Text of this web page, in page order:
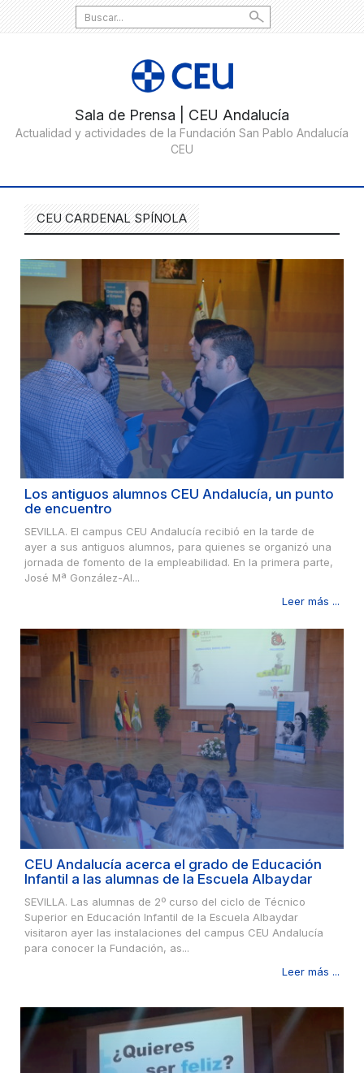
Search
for:
CEU CARDENAL SPÍNOLA
Los antiguos alumnos CEU Andalucía, un punto
de encuentro
SEVILLA. El campus CEU Andalucía recibió en la tarde de
ayer a sus antiguos alumnos, para quienes se organizó una
jornada de fomento de la empleabilidad. En la primera parte,
José Mª González-Al...
Leer más ...
CEU Andalucía acerca el grado de Educación
Infantil a las alumnas de la Escuela Albaydar
SEVILLA. Las alumnas de 2º curso del ciclo de Técnico
Superior en Educación Infantil de la Escuela Albaydar
visitaron ayer las instalaciones del campus CEU Andalucía
para conocer la Fundación, as...
Leer más ...